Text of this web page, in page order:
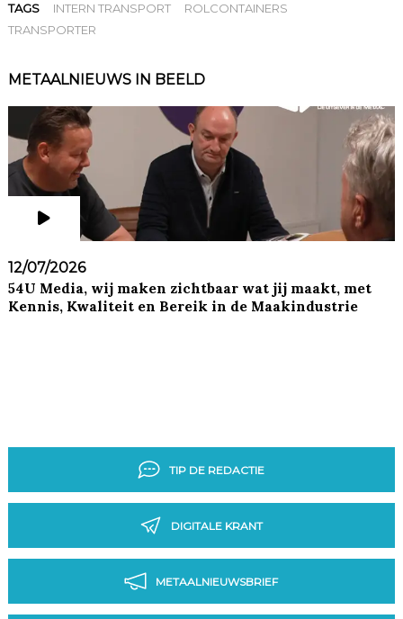
TAGS INTERN TRANSPORT
ROLCONTAINERS
TRANSPORTER
METAALNIEUWS IN BEELD
12/07/2026
54U Media, wij maken zichtbaar wat jij maakt, met
Kennis, Kwaliteit en Bereik in de Maakindustrie
TIP DE REDACTIE
DIGITALE KRANT
METAALNIEUWSBRIEF